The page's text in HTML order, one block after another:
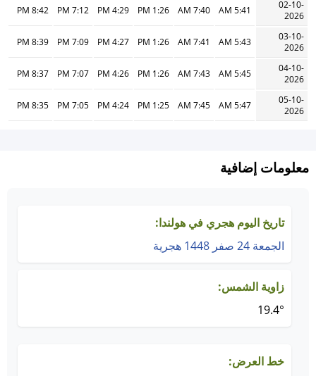
02-10-
2026
5:41 AM
7:40 AM
1:26 PM
4:29 PM
7:12 PM
8:42 PM
03-10-
2026
5:43 AM
7:41 AM
1:26 PM
4:27 PM
7:09 PM
8:39 PM
04-10-
2026
5:45 AM
7:43 AM
1:26 PM
4:26 PM
7:07 PM
8:37 PM
05-10-
2026
5:47 AM
7:45 AM
1:25 PM
4:24 PM
7:05 PM
8:35 PM
معلومات إضافية
تاريخ اليوم هجري في هولندا:
الجمعة 24 صفر 1448 هجرية
زاوية الشمس:
19.4°
خط العرض: